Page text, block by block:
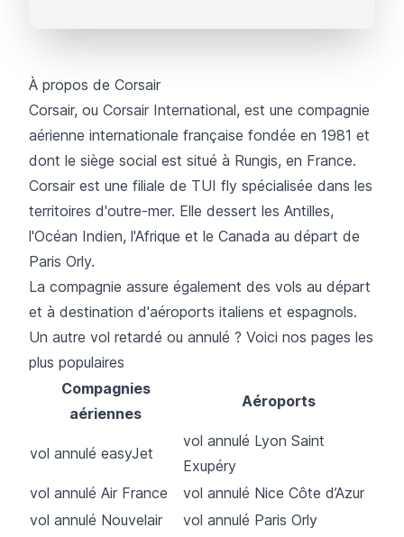
À propos de Corsair
Corsair, ou Corsair International, est une compagnie
aérienne internationale française fondée en 1981 et
dont le siège social est situé à Rungis, en France.
Corsair est une filiale de TUI fly spécialisée dans les
territoires d'outre-mer. Elle dessert les Antilles,
l'Océan Indien, l'Afrique et le Canada au départ de
Paris Orly.
La compagnie assure également des vols au départ
et à destination d'aéroports italiens et espagnols.
Un autre vol retardé ou annulé ? Voici nos pages les
plus populaires
Compagnies
aériennes
Aéroports
vol annulé easyJet
vol annulé Lyon Saint
Exupéry
vol annulé Air France
vol annulé Nice Côte d’Azur
vol annulé Nouvelair
vol annulé Paris Orly